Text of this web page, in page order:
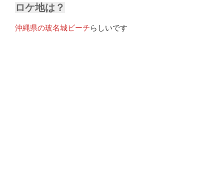
ロケ地は？
沖縄県の玻名城ビーチらしいです